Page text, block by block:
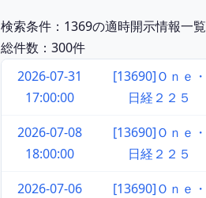
検索条件：1369の適時開示情報一覧
総件数：300件
2026-07-31
17:00:00
[13690]Ｏｎｅ・
日経２２５
2026-07-08
18:00:00
[13690]Ｏｎｅ・
日経２２５
2026-07-06
[13690]Ｏｎｅ・